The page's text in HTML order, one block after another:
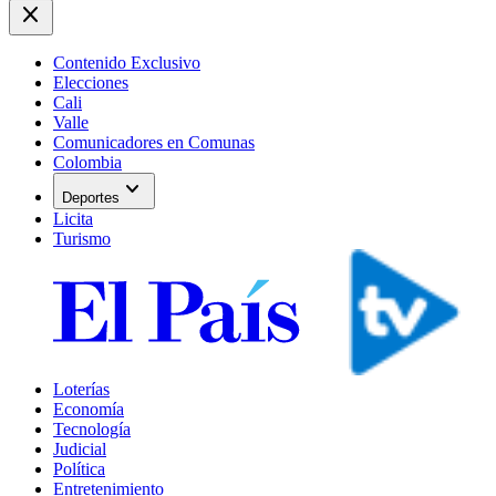
close
Contenido Exclusivo
Elecciones
Cali
Valle
Comunicadores en Comunas
Colombia
Deportes expand_more
Licita
Turismo
Loterías
Economía
Tecnología
Judicial
Política
Entretenimiento